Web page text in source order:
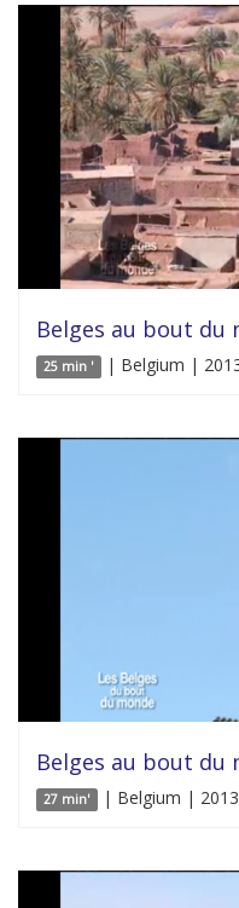
Belges au bout du
25 min ' | Belgium |
Belges au bout du
27 min' | Belgium | 2013